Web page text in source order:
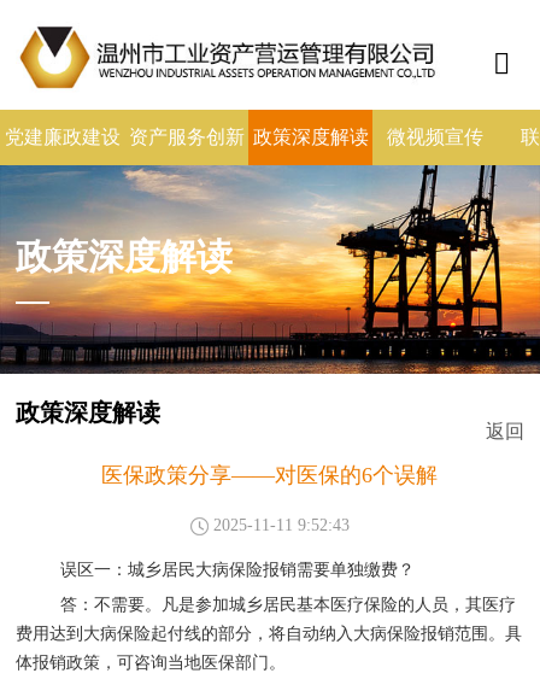
党建廉政建设 资产服务创新 政策深度解读 微视频宣传
政策深度解读
政策深度解读
返回
医保政策分享——对医保的6个误解
2025-11-11 9:52:43
误区一：城乡居民大病保险报销需要单独缴费？
答：不需要。凡是参加城乡居民基本医疗保险的人员，其医疗
费用达到大病保险起付线的部分，将自动纳入大病保险报销范围。具
体报销政策，可咨询当地医保部门。